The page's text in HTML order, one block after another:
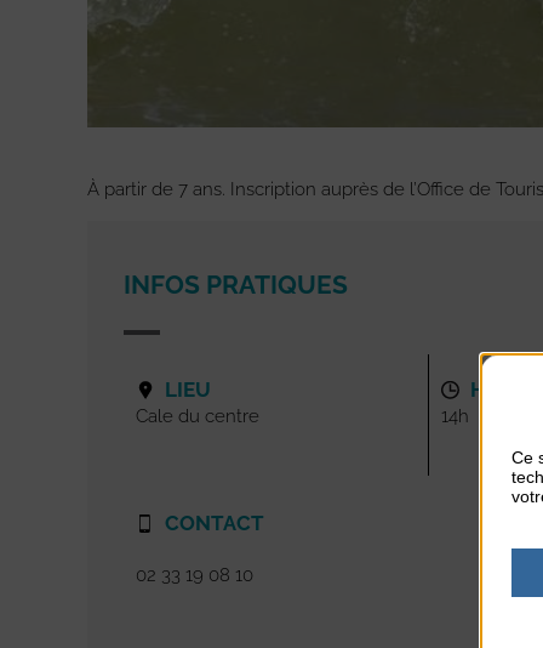
À partir de 7 ans. Inscription auprès de l’Office de
INFOS PRATIQUES
LIEU
Cale du centre
CONTACT
02 33 19 08 10
14h
Ce